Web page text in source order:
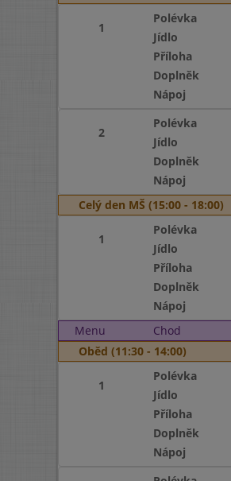
1
Polévka
Jídlo
Příloha
Doplněk
Nápoj
2
Polévka
Jídlo
Doplněk
Nápoj
Celý den MŠ (15:00 - 18:00)
1
Polévka
Jídlo
Příloha
Doplněk
Nápoj
Menu
Chod
Oběd (11:30 - 14:00)
1
Polévka
Jídlo
Příloha
Doplněk
Nápoj